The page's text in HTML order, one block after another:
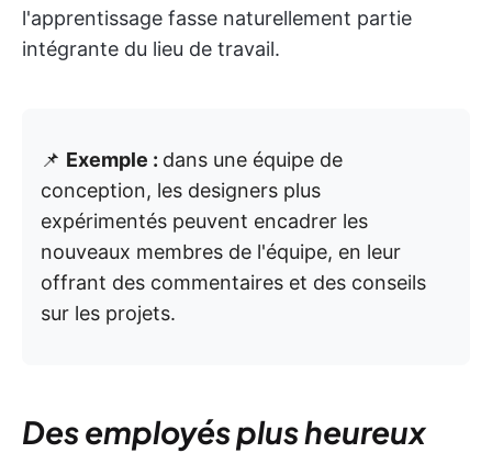
l'apprentissage fasse naturellement partie
intégrante du lieu de travail.
📌 Exemple : dans une équipe de
conception, les designers plus
expérimentés peuvent encadrer les
nouveaux membres de l'équipe, en leur
offrant des commentaires et des conseils
sur les projets.
Des employés plus heureux